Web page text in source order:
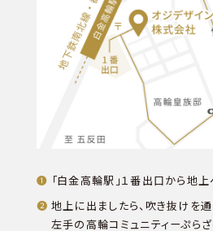
「白金高輪駅」１番出口から地上
地上に出ましたら、吹き抜けを通
左手の高輪コミュニティーぷら